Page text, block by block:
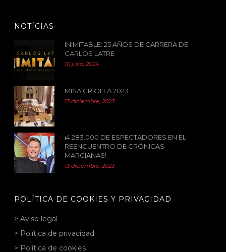
NOTÍCIAS
INIMITABLE: 25 AÑOS DE CARRERA DE
CARLOS LATRE
10 julio, 2024
MISA CRIOLLA 2023
13 diciembre, 2023
¡4.283.000 DE ESPECTADORES EN EL
REENCUENTRO DE CRÓNICAS
MARCIANAS!
13 diciembre, 2023
POLÍTICA DE COOKIES Y PRIVACIDAD
> Aviso legal
> Política de privacidad
> Política de cookies